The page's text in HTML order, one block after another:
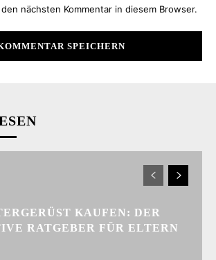
nächsten Kommentar in diesem Browser.
KAUFEN: DER
RATGEBER FÜR ELTERN